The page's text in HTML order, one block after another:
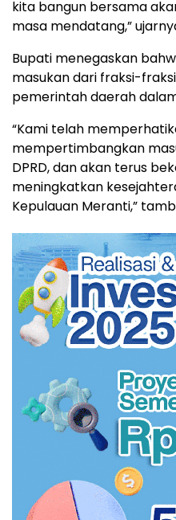
kita bangun bersama
masa mendatang,”
Bupati menegaskan
masukan dari fraksi-
pemerintah daerah
“Kami telah
mempertimbangkan
DPRD, dan akan terus
meningkatkan
Kepulauan Meranti,”